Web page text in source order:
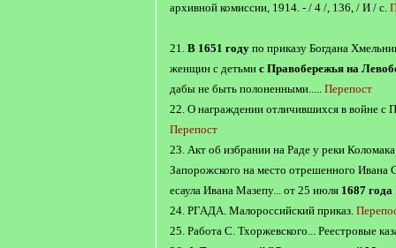
архивной комиссии, 1914. - / 4 /, 136, / И / с.
21. В 1651 году по приказу Богдана
женщин с детьми с Правобережья на
дабы не быть полоненными..... Перепост
22. О награждении отличившихся в войне с
Перепост
23. Акт об избрании на Раде у реки
Запорожского на место отрешенного Ивана
есаула Ивана Мазепу... от 25 июля 1687 года
24. РГАДА. Малороссийский приказ.
25. Работа С. Тхоржевского... Реестровые